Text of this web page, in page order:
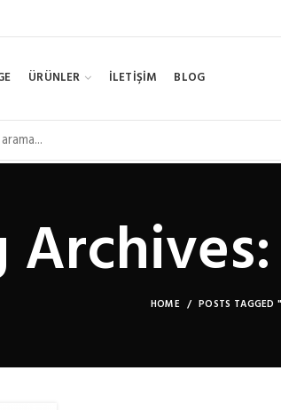
ÜRÜNLER İLETİŞİM BLOG
HOME POSTS TAGGED